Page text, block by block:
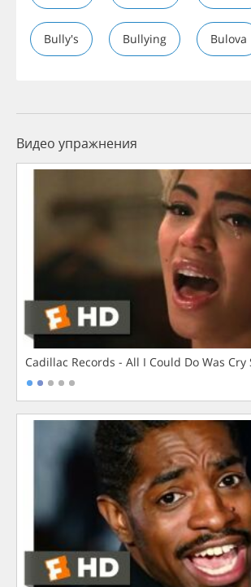
Bully's Bullying Bulova
Видео упражнения
Cadillac Records - All I Could Do Was Cry